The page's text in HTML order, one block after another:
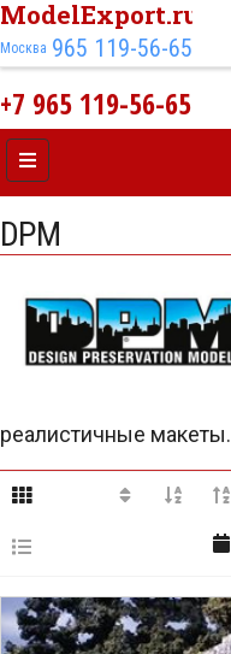
ModelExport.ru
Москва 965 119-56-65
+7 965 119-56-65
DPM
реалистичные макеты.